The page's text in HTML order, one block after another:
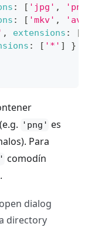
: [ 'jpg' ,
: [ 'mkv' ,
, extensions : [
: [ '*' ]
}
'png' es
Para
comodín
dialog
directory